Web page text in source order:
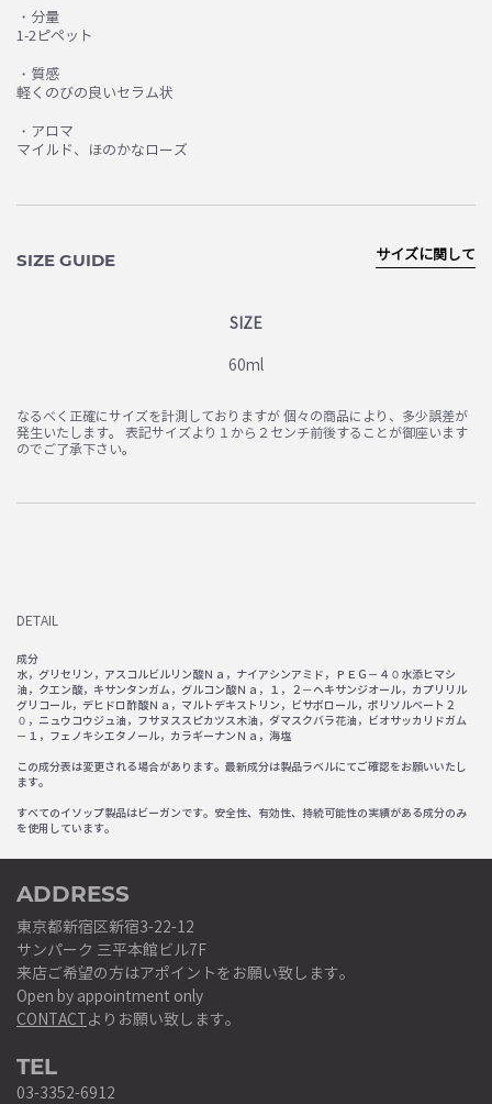
・分量
1-2ピペット
・質感
軽くのびの良いセラム状
・アロマ
マイルド、ほのかなローズ
SIZE GUIDE
SIZE
60ml
サイズに関して
なるべく正確にサイズを計測しておりますが 個々の商品により、多少誤差が
発生いたします。 表記サイズより１から２センチ前後することが御座います
のでご了承下さい。
DETAIL
成分
水，グリセリン，アスコルビルリン酸Ｎａ，ナイアシンアミド，ＰＥＧ－４０水添ヒマシ
油，クエン酸，キサンタンガム，グルコン酸Ｎａ，１，２－ヘキサンジオール，カプリリル
グリコール，デヒドロ酢酸Ｎａ，マルトデキストリン，ビサボロール，ポリソルベート２
０，ニュウコウジュ油，フサヌススピカツス木油，ダマスクバラ花油，ビオサッカリドガム
－１，フェノキシエタノール，カラギーナンＮａ，海塩
この成分表は変更される場合があります。最新成分は製品ラベルにてご確認をお願いいたし
ます。
すべてのイソップ製品はビーガンです。安全性、有効性、持続可能性の実績がある成分のみ
を使用しています。
ADDRESS
東京都新宿区新宿3-22-12
サンパーク 三平本館ビル7F
来店ご希望の方はアポイントをお願い致します。
Open by appointment only
CONTACTよりお願い致します。
TEL
03-3352-6912